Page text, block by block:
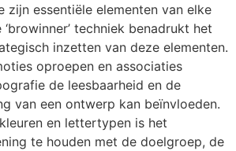
zijn essentiële elementen van elke
techniek benadrukt het
inzetten van deze elementen.
oproepen en associaties
de leesbaarheid en de
van een ontwerp kan beïnvloeden.
en lettertypen is het
te houden met de doelgroep, de